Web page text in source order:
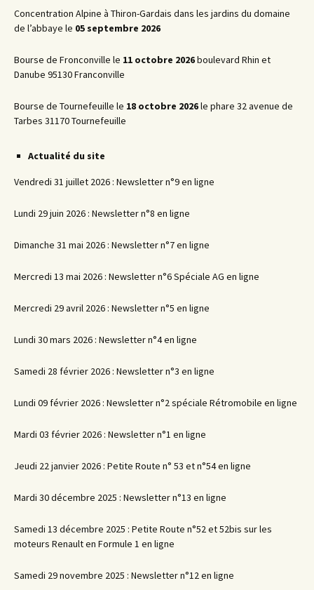
Concentration Alpine à Thiron-Gardais dans les jardins du domaine
de l’abbaye le 05 septembre 2026
Bourse de Fronconville le 11 octobre 2026boulevard Rhin et
Danube 95130 Franconville
Bourse de Tournefeuille le 18 octobre 2026le phare 32 avenue de
Tarbes 31170 Tournefeuille
Actualité du site
Vendredi 31 juillet 2026 : Newsletter n°9 en ligne
Lundi 29 juin 2026 : Newsletter n°8 en ligne
Dimanche 31 mai 2026 : Newsletter n°7 en ligne
Mercredi 13 mai 2026 : Newsletter n°6 Spéciale AG en ligne
Mercredi 29 avril 2026 : Newsletter n°5 en ligne
Lundi 30 mars 2026 : Newsletter n°4 en ligne
Samedi 28 février 2026 : Newsletter n°3 en ligne
Lundi 09 février 2026 : Newsletter n°2 spéciale Rétromobile en ligne
Mardi 03 février 2026 : Newsletter n°1 en ligne
Jeudi 22 janvier 2026 : Petite Route n° 53 et n°54 en ligne
Mardi 30 décembre 2025 : Newsletter n°13 en ligne
Samedi 13 décembre 2025 : Petite Route n°52 et 52bis sur les
moteurs Renault en Formule 1 en ligne
Samedi 29 novembre 2025 : Newsletter n°12 en ligne